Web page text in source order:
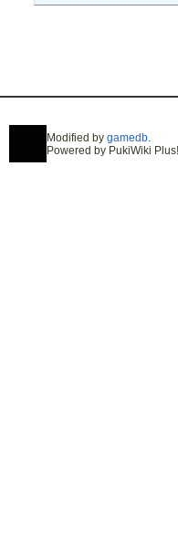
Modified by gamedb.
Powered by PukiWiki